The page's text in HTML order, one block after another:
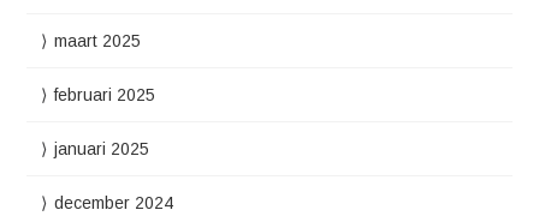
maart 2025
februari 2025
januari 2025
december 2024